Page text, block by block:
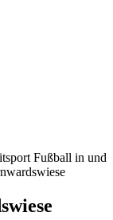
Fußball in und